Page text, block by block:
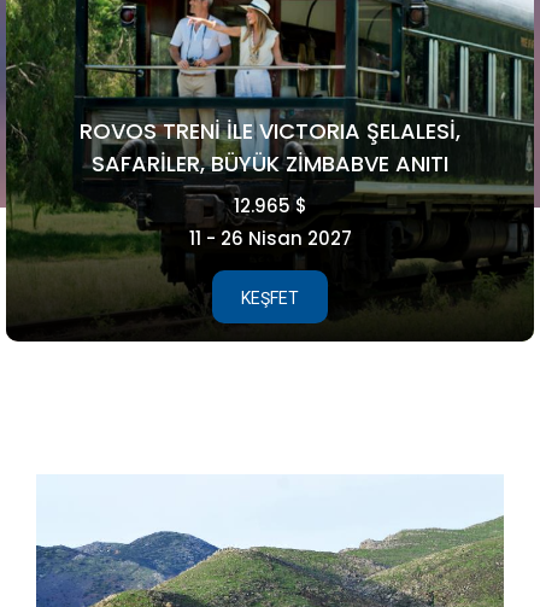
FAROE ADALARI
5.990 €
15 - 21 Ağustos 2026
KEŞFET